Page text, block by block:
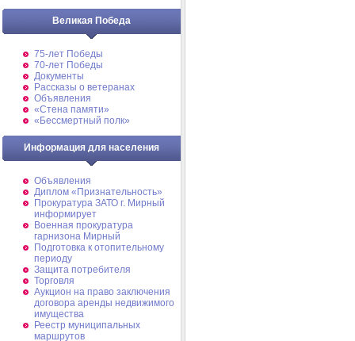
Великая Победа
75-лет Победы
70-лет Победы
Документы
Рассказы о ветеранах
Объявления
«Стена памяти»
«Бессмертный полк»
Информация для населения
Объявления
Диплом «Признательность»
Прокуратура ЗАТО г. Мирный
информирует
Военная прокуратура
гарнизона Мирный
Подготовка к отопительному
периоду
Защита потребителя
Торговля
Аукцион на право заключения
договора аренды недвижимого
имущества
Реестр муниципальных
маршрутов